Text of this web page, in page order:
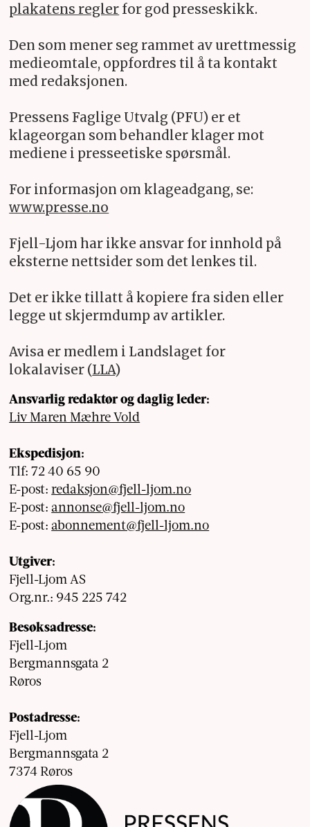
plakatens regler for god presseskikk.
Den som mener seg rammet av urettmessig
medieomtale, oppfordres til å ta kontakt
med redaksjonen.
Pressens Faglige Utvalg (PFU) er et
klageorgan som behandler klager mot
mediene i presseetiske spørsmål.
For informasjon om klageadgang, se:
www.presse.no
Fjell-Ljom har ikke ansvar for innhold på
eksterne nettsider som det lenkes til.
Det er ikke tillatt å kopiere fra siden eller
legge ut skjermdump av artikler.
Avisa er medlem i Landslaget for
lokalaviser (LLA)
Ansvarlig redaktør og daglig leder:
Liv Maren Mæhre Vold
Ekspedisjon:
Tlf: 72 40 65 90
E-post:redaksjon@fjell-ljom.no
E-post:annonse@fjell-ljom.no
E-post:abonnement@fjell-ljom.no
Utgiver:
Fjell-Ljom AS
Org.nr.: 945 225 742
Besøksadresse:
Fjell-Ljom
Bergmannsgata 2
Røros
Postadresse:
Fjell-Ljom
Bergmannsgata 2
7374 Røros